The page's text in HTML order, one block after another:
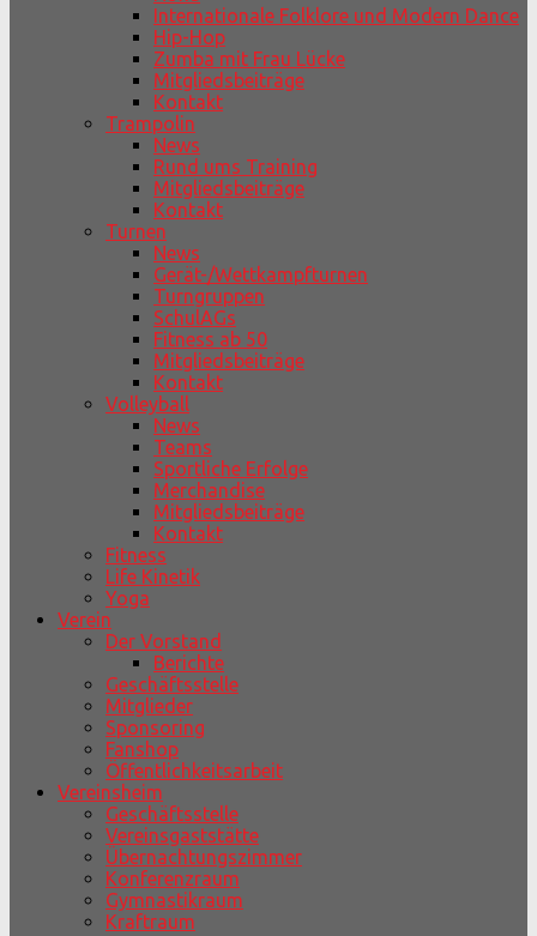
Internationale Folklore und Modern Dance
Hip-Hop
Zumba mit Frau Lücke
Mitgliedsbeiträge
Kontakt
Trampolin
News
Rund ums Training
Mitgliedsbeiträge
Kontakt
Turnen
News
Gerät-/Wettkampfturnen
Turngruppen
SchulAGs
Fitness ab 50
Mitgliedsbeiträge
Kontakt
Volleyball
News
Teams
Sportliche Erfolge
Merchandise
Mitgliedsbeiträge
Kontakt
Fitness
Life Kinetik
Yoga
Verein
Der Vorstand
Berichte
Geschäftsstelle
Mitglieder
Sponsoring
Fanshop
Öffentlichkeitsarbeit
Vereinsheim
Geschäftsstelle
Vereinsgaststätte
Übernachtungszimmer
Konferenzraum
Gymnastikraum
Kraftraum